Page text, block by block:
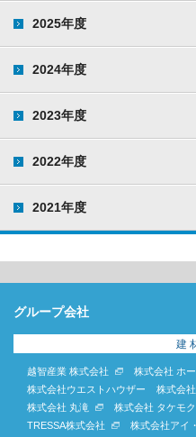
2025年度
2024年度
2023年度
2022年度
2021年度
グループ会社
建
越智産業 株式会社 株式会社 ホ
株式会社ウエストハウザー
株式会
株式会社 丸滝
株式会社 タケモク
TRESSA株式会社
株式会社アイ